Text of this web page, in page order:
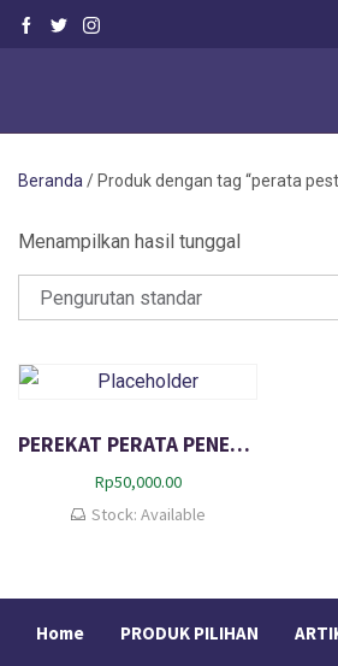
Beranda / Produk dengan tag “perata
Menampilkan hasil tunggal
PEREKAT PERATA PENEMBUS untuk Pupuk & Pestisida
Rp50,000.00
Stock: Available
Home PRODUK PILIHAN